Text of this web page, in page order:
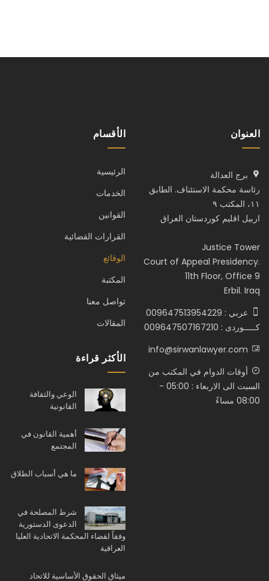
العنوان
برج العدالة
رئاسة محكمة الاستئناف. الطابق
١١، المكتب ٩
اربيل اقليم كوردستان العراق
Justice Tower
Court of Appeal Presidency.
11th Floor, Office 9
Erbil. Iraq
عربي : 009647513954229
كـــــوردى : 009647507167210
info@sirwanlawyer.com
أوقات الدوام في المكتب من
السبت الى الاربعاء : 05:00 -
08:00 مساءً
الأقسام
الرئيسية
الخدمات
القوانين
القرارات القضائية
الوقائع
المكتبة
تواصل معنا
المقالات
الأكثر قراءة
الوعي والثقافة
القانونية
أهمية القانون في
المجتمع
ما هي أسباب الطلاق
شرط المصلحة في
الدعوى الدستورية
وفقاً لقضاء المحكمة الاتحادية العليا
العراقية
ميثاق الحقوق الأساسية للاتحاد